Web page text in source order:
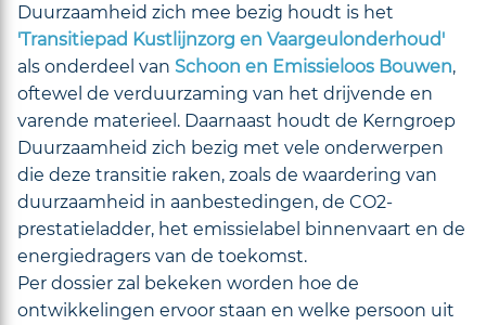
Duurzaamheid zich mee bezig houdt is het
'Transitiepad Kustlijnzorg en Vaargeulonderhoud'
als onderdeel van Schoon en Emissieloos Bouwen,
oftewel de verduurzaming van het drijvende en
varende materieel. Daarnaast houdt de Kerngroep
Duurzaamheid zich bezig met vele onderwerpen
die deze transitie raken, zoals de waardering van
duurzaamheid in aanbestedingen, de CO2-
prestatieladder, het emissielabel binnenvaart en de
energiedragers van de toekomst.
Per dossier zal bekeken worden hoe de
ontwikkelingen ervoor staan en welke persoon uit